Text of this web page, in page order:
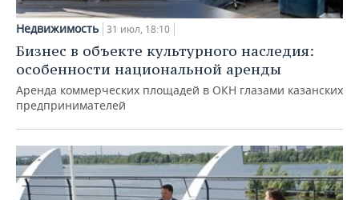
Недвижимость 31 июл, 18:10
Бизнес в объекте культурного наследия:
особенности национальной аренды
Аренда коммерческих площадей в ОКН глазами казанских
предпринимателей